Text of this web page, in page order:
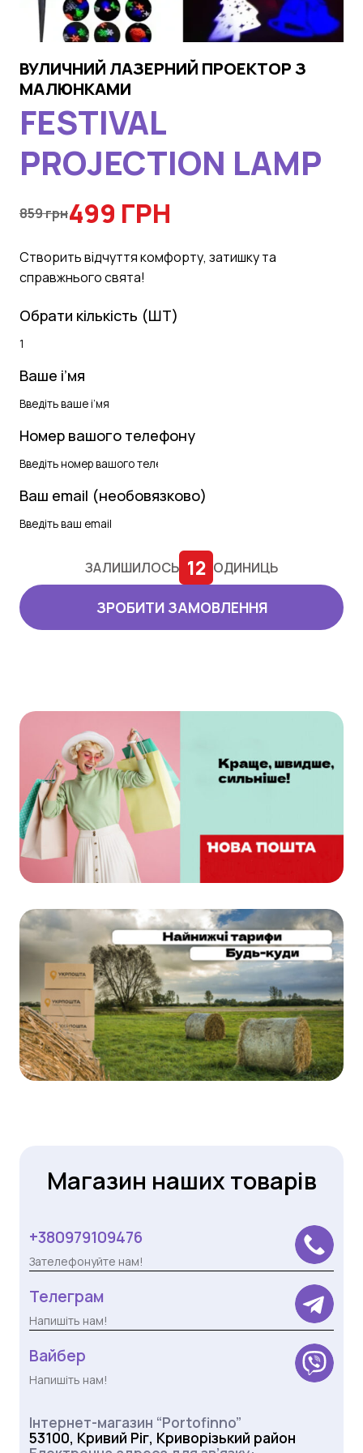
ВУЛИЧНИЙ ЛАЗЕРНИЙ ПРОЕКТОР З
МАЛЮНКАМИ
FESTIVAL
PROJECTION LAMP
859 грн499 ГРН
Створить відчуття комфорту, затишку та
справжнього свята!
Обрати кількість (ШТ)
Ваше і’мя
Номер вашого телефону
Ваш email (необовязково)
ЗРОБИТИ ЗАМОВЛЕННЯ
ЗАЛИШИЛОСЬ 12 ОДИНИЦЬ
Магазин наших товарів
+380979109476
Зателефонуйте нам!
Телеграм
Напишіть нам!
Вайбер
Напишіть нам!
Інтернет-магазин “Portofinno”
53100, Кривий Ріг, Криворізький район